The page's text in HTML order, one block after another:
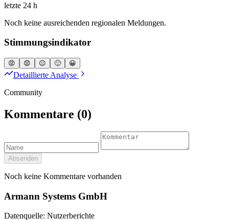
letzte 24 h
Noch keine ausreichenden regionalen Meldungen.
Stimmungsindikator
😡 😟 😐 🙂 😀
Detaillierte Analyse
Community
Kommentare (0)
Absenden
Noch keine Kommentare vorhanden
Armann Systems GmbH
Datenquelle: Nutzerberichte